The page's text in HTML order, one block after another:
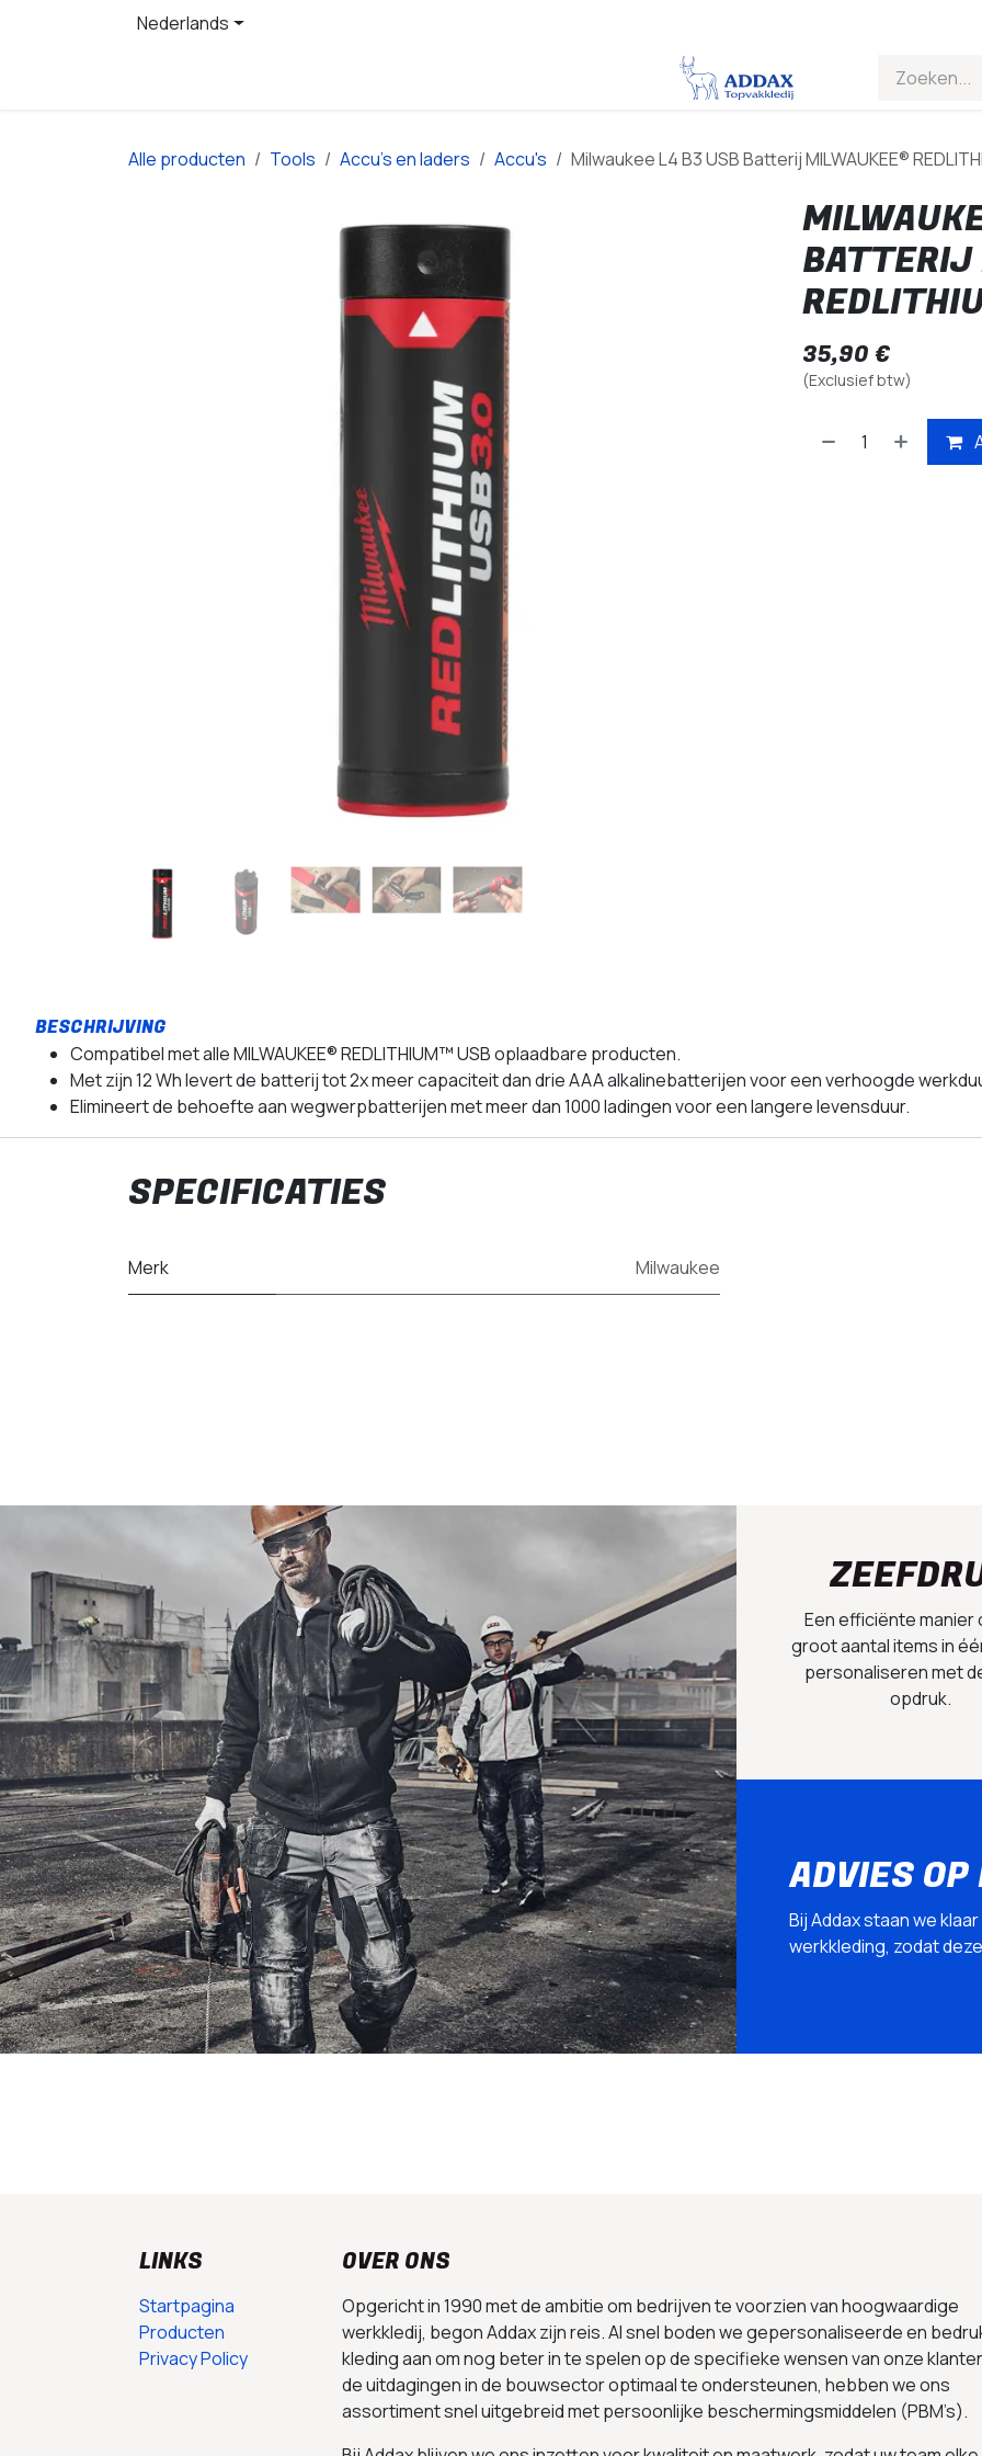
Overslaan naar inhoudNederlands
Alle producten Tools Accu’s en laders Accu's Milwaukee L4 B3 USB Batterij MILWAUKEE®
35,90 €
(Exclusief btw)
Compatibel met alle MILWAUKEE® REDLITHIUM™ USB oplaadbare producten.
Met zijn 12 Wh levert de batterij tot 2x meer capaciteit dan drie AAA alkalinebatterijen voor een verhoogde
Elimineert de behoefte aan wegwerpbatterijen met meer dan 1000 ladingen voor een langere levensduur.
SPECIFICATIES
Merk Milwaukee
Een efficiënte manier
groot aantal items in
personaliseren met
opdruk.
ADVIES
Bij Addax staan we
werkkleding, zodat
LINKS
Startpagina
Producten
Privacy Policy
OVER ONS
Opgericht in 1990 met de ambitie om bedrijven te voorzien van hoogwaardige
werkkledij, begon Addax zijn reis. Al snel boden we gepersonaliseerde en
kleding aan om nog beter in te spelen op de specifieke wensen van onze
de uitdagingen in de bouwsector optimaal te ondersteunen, hebben we ons
assortiment snel uitgebreid met persoonlijke beschermingsmiddelen (PBM’s).